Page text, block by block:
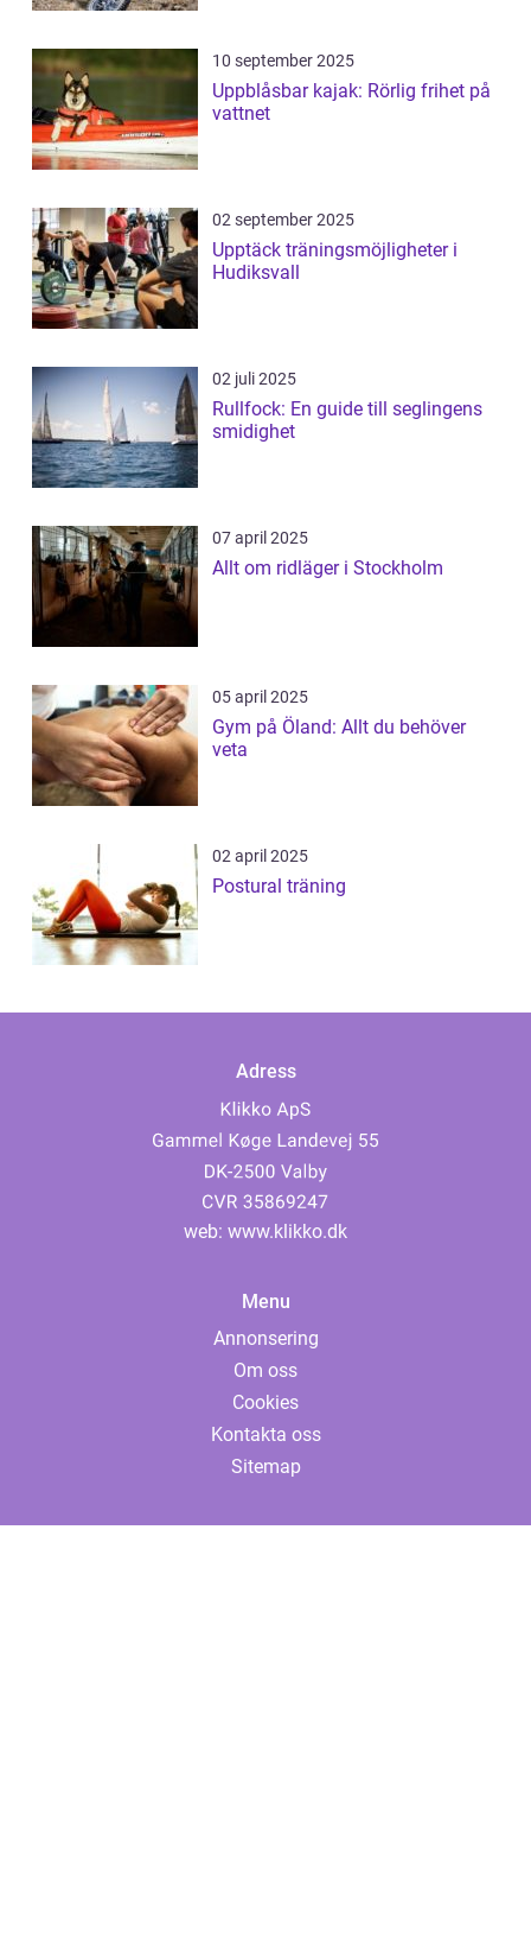
10 september 2025
Uppblåsbar kajak: Rörlig frihet på
vattnet
02 september 2025
Upptäck träningsmöjligheter i
Hudiksvall
02 juli 2025
Rullfock: En guide till seglingens
smidighet
07 april 2025
Allt om ridläger i Stockholm
05 april 2025
Gym på Öland: Allt du behöver
veta
02 april 2025
Postural träning
Adress
web: www.klikko.dk
Menu
Annonsering
Om oss
Cookies
Kontakta oss
Sitemap